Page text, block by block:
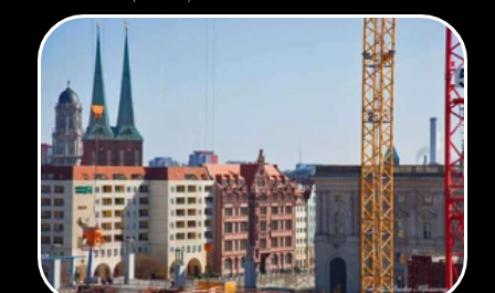
Sogar der Nussbaum steht wieder vor dem
Gasthaus.
Warum das Nikolaiviertel wieder aufgebaut wurde? Die 750 Jahresfeier von Berlin stand an und den
alten Männern in der Führung des Staates des "real existierenden Sozialismus "war klar geworden,
dass jede Stadt in der DDR ein historisches Zentrum hatte. Nur Berlin nicht, die stolze "Hauptstadt der
So beschlossen die Genossen, Kollektive und Baubrigaden zu bilden und ein Wohnviertel zwischen
Rathaus und Spree aus dem Boden stampfen zu lassen. Verblüffend: Der atheistische Staat
restaurierte sogar eine Kirche. Kurz vor der Wende, 1987, war alles fertig.